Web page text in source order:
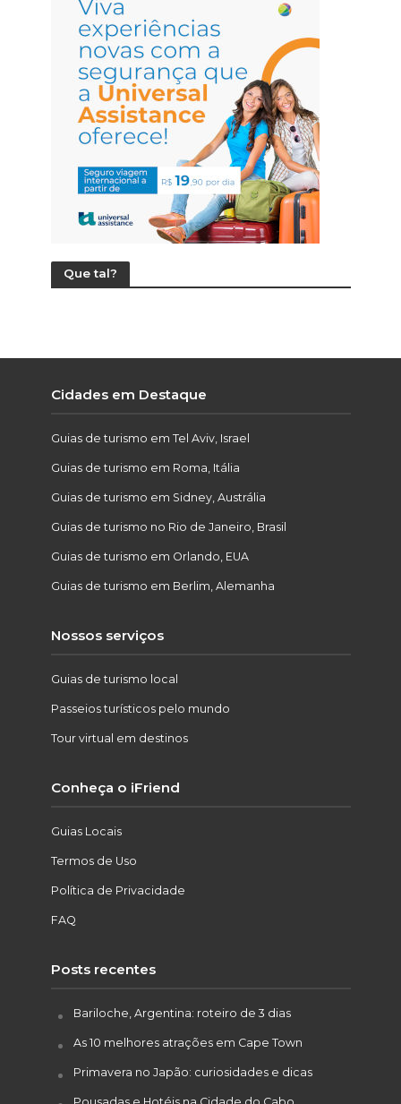
Que tal?
Cidades em Destaque
Guias de turismo em Tel Aviv, Israel
Guias de turismo em Roma, Itália
Guias de turismo em Sidney, Austrália
Guias de turismo no Rio de Janeiro, Brasil
Guias de turismo em Orlando, EUA
Guias de turismo em Berlim, Alemanha
Nossos serviços
Guias de turismo local
Passeios turísticos pelo mundo
Tour virtual em destinos
Conheça o iFriend
Guias Locais
Termos de Uso
Política de Privacidade
FAQ
Posts recentes
Bariloche, Argentina: roteiro de 3 dias
As 10 melhores atrações em Cape Town
Primavera no Japão: curiosidades e dicas